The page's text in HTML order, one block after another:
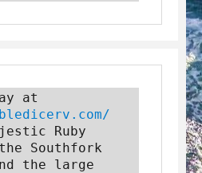
Ruby
Southfork
the large